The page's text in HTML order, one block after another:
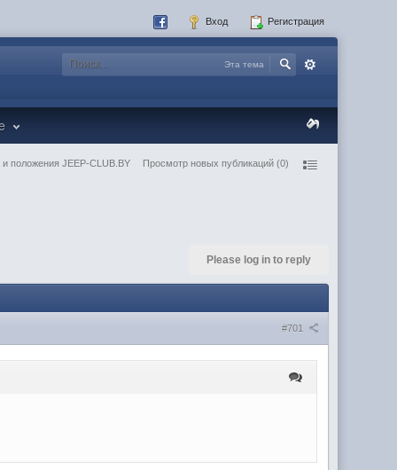
Вход Регистрация
Эта тема
положения JEEP-CLUB.BY Просмотр новых публикаций (0)
Please log in to reply
#701